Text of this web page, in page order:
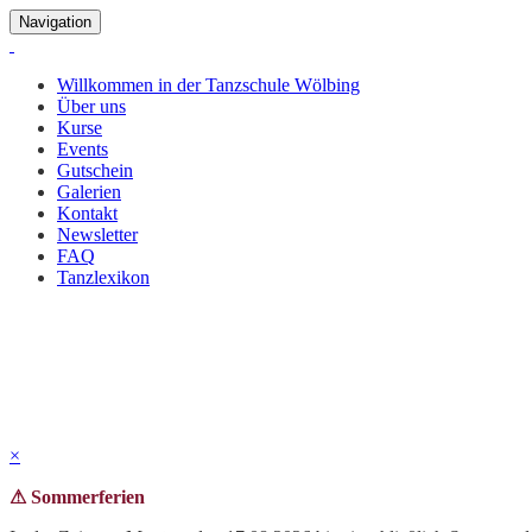
Navigation
Willkommen in der Tanzschule Wölbing
Über uns
Kurse
Events
Gutschein
Galerien
Kontakt
Newsletter
FAQ
Tanzlexikon
×
⚠ Sommerferien